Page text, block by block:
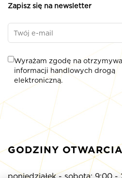
Zapisz się na newsletter
Wyrażam zgodę na
informacji handlowych drogą
elektroniczną.
GODZINY OTWARCIA